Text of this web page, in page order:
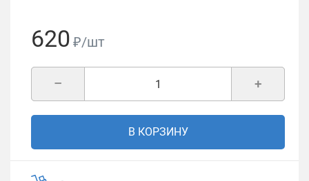
620 ₽/шт
+
–
В КОРЗИНУ